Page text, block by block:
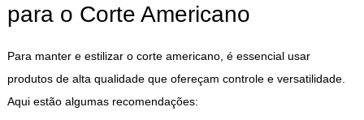
para o Corte Americano
Para manter e estilizar o corte americano, é essencial usar
produtos de alta qualidade que ofereçam controle e versatilidade.
Aqui estão algumas recomendações: